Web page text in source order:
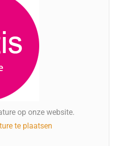
op onze website.
te plaatsen